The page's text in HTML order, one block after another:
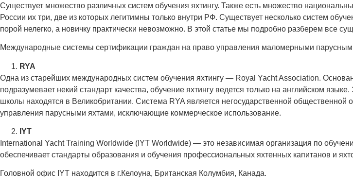
Существует множество различных систем обучения яхтингу. Также есть множество
России их три, две из которых легитимны только внутри РФ. Существует несколько систем
порой нелегко, а новичку практически невозможно. В этой статье мы подробно разберем все
Международные системы сертификации граждан на право управления маломерными
RYA
Одна из старейших международных систем обучения яхтингу — Royal Yacht Association.
подразумевает некий стандарт качества, обучение яхтингу ведется только на английском
школы находятся в Великобритании. Система RYA является негосударственной
управления парусными яхтами, исключающие коммерческое использование.
IYT
International Yacht Training Worldwide (IYT Worldwide) — это независимая организация по
обеспечивает стандарты образования и обучения профессиональных яхтенных капитанов и
Головной офис IYT находится в г.Келоуна, Британская Колумбия, Канада.